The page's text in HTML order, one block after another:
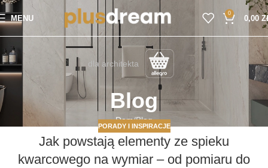
MENU
0
0,00
dla architekta
Blog
Dom Blog
PORADY I INSPIRACJE
Jak powstają elementy ze spieku
kwarcowego na wymiar – od pomiaru do